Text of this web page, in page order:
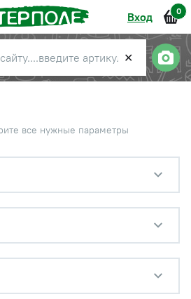
Вход 0
✕
все нужные параметры